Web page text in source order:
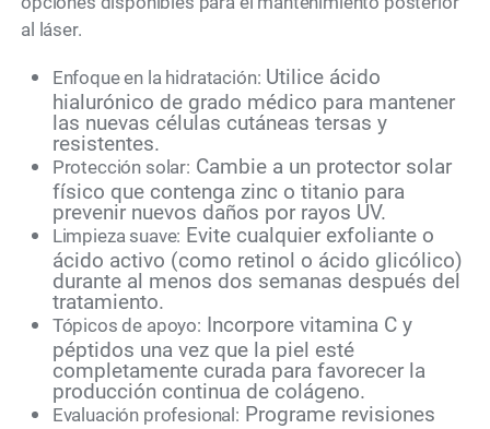
al láser.
Enfoque en la hidratación: Utilice ácido
hialurónico de grado médico para mantener
las nuevas células cutáneas tersas y
resistentes.
Protección solar: Cambie a un protector solar
físico que contenga zinc o titanio para
prevenir nuevos daños por rayos UV.
Limpieza suave: Evite cualquier exfoliante o
ácido activo (como retinol o ácido glicólico)
durante al menos dos semanas después del
tratamiento.
Tópicos de apoyo: Incorpore vitamina C y
péptidos una vez que la piel esté
completamente curada para favorecer la
producción continua de colágeno.
Evaluación profesional: Programe revisiones